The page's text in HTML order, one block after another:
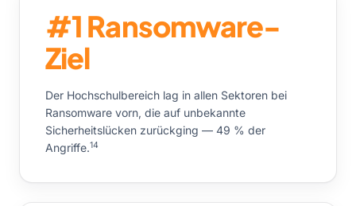
#1 Ransomware-
Ziel
Der Hochschulbereich lag in allen Sektoren bei
Ransomware vorn, die auf unbekannte
Sicherheitslücken zurückging — 49 % der
Angriffe.14